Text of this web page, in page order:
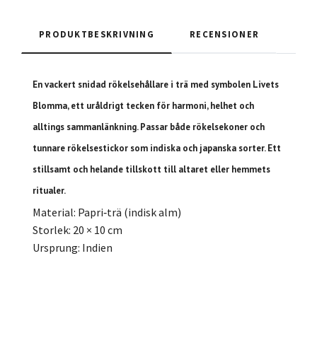
PRODUKTBESKRIVNING RECENSIONER
En vackert snidad rökelsehållare i trä med symbolen Livets
Blomma, ett uråldrigt tecken för harmoni, helhet och
alltings sammanlänkning. Passar både rökelsekoner och
tunnare rökelsestickor som indiska och japanska sorter. Ett
stillsamt och helande tillskott till altaret eller hemmets
ritualer.
Material: Papri‑trä (indisk alm)
Storlek: 20 × 10 cm
Ursprung: Indien